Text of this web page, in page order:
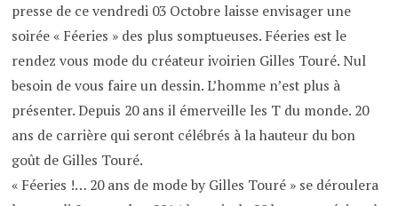
presse de ce vendredi 03 Octobre laisse envisager une
soirée « Féeries » des plus somptueuses. Féeries est le
rendez vous mode du créateur ivoirien Gilles Touré. Nul
besoin de vous faire un dessin. L’homme n’est plus à
présenter. Depuis 20 ans il émerveille les T du monde. 20
ans de carrière qui seront célébrés à la hauteur du bon
goût de Gilles Touré.
« Féeries !… 20 ans de mode by Gilles Touré » se déroulera